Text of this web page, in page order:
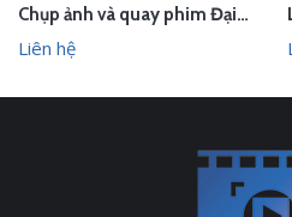
Chụp ảnh và quay phim Đại hội đồng cổ đông thường niên 2026 PGBank
Liên hệ